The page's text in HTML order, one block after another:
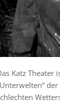
Katz Theater